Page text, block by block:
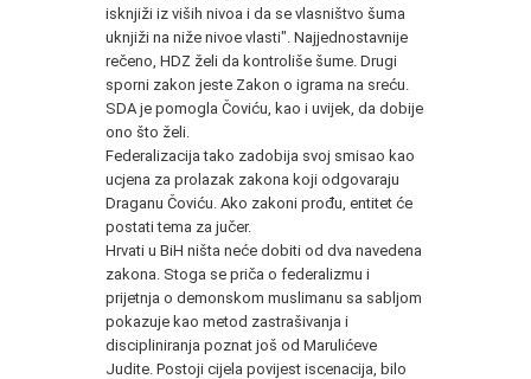
isknjiži iz viših nivoa i da se vlasništvo šuma
uknjiži na niže nivoe vlasti". Najjednostavnije
rečeno, HDZ želi da kontroliše šume. Drugi
sporni zakon jeste Zakon o igrama na sreću.
SDA je pomogla Čoviću, kao i uvijek, da dobije
ono što želi.
Federalizacija tako zadobija svoj smisao kao
ucjena za prolazak zakona koji odgovaraju
Draganu Čoviću. Ako zakoni prođu, entitet će
postati tema za jučer.
Hrvati u BiH ništa neće dobiti od dva navedena
zakona. Stoga se priča o federalizmu i
prijetnja o demonskom muslimanu sa sabljom
pokazuje kao metod zastrašivanja i
discipliniranja poznat još od Marulićeve
Judite. Postoji cijela povijest iscenacija, bilo